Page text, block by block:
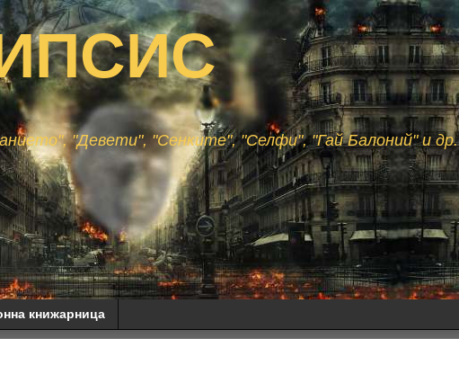
"Девети", "Сенките", "Селфи", "Гай Балоний" и др.
книжарница